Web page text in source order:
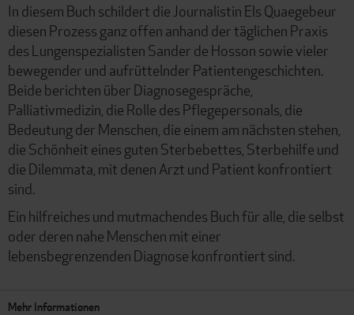
In diesem Buch schildert die Journalistin Els Quaegebeur
diesen Prozess ganz offen anhand der täglichen Praxis
des Lungenspezialisten Sander de Hosson sowie vieler
bewegender und aufrüttelnder Patientengeschichten.
Beide berichten über Diagnosegespräche,
Palliativmedizin, die Rolle des Pflegepersonals, die
Bedeutung der Menschen, die einem am nächsten stehen,
die Schönheit eines guten Sterbebettes, Sterbehilfe und
die Dilemmata, mit denen Arzt und Patient konfrontiert
sind.
Ein hilfreiches und mutmachendes Buch für alle, die selbst
oder deren nahe Menschen mit einer
lebensbegrenzenden Diagnose konfrontiert sind.
Mehr Informationen